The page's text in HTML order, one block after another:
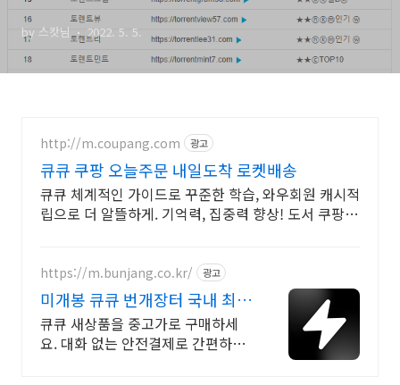
by 스캇님 2022. 5. 5.
http://m.coupang.com 광고
큐큐 쿠팡 오늘주문 내일도착 로켓배송
큐큐 체계적인 가이드로 꾸준한 학습, 와우회원 캐시적
립으로 더 알뜰하게. 기억력, 집중력 향상! 도서 쿠팡
https://m.bunjang.co.kr/ 광고
미개봉 큐큐 번개장터 국내 최대
브랜드 중고거래
큐큐 새상품을 중고가로 구매하세
요. 대화 없는 안전결제로 간편하게!